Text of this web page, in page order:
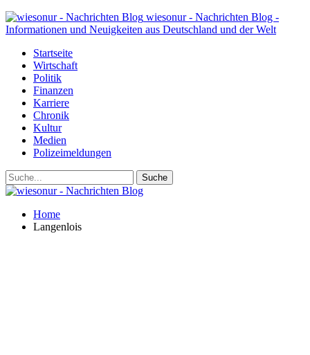
wiesonur - Nachrichten Blog -
Informationen und Neuigkeiten aus Deutschland und der Welt
Startseite
Wirtschaft
Politik
Finanzen
Karriere
Chronik
Kultur
Medien
Polizeimeldungen
Home
Langenlois